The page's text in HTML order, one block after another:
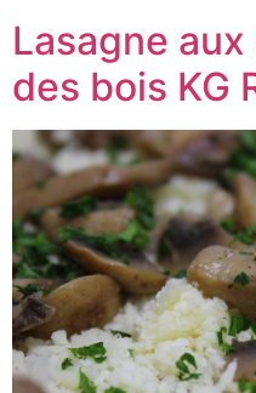
Lasagne
des bois KG